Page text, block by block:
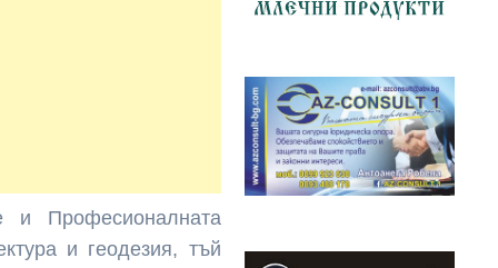
и Професионалната
и геодезия, тъй